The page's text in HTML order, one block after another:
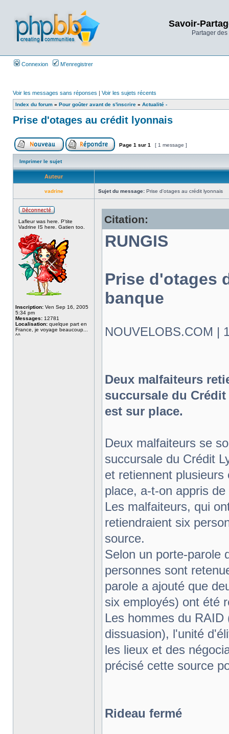
Savoir-
Partager
Connexion M’enregistrer
Voir les messages sans réponses | Voir les sujets récents
Index du forum » Pour goûter avant de s'inscrire » Actualité -
Prise d'otages au crédit lyonnais
Page 1 sur 1 [ 1 message ]
Imprimer le sujet
Auteur
vadrine Sujet du message: Prise d'otages au crédit lyonnais
Lafleur was here. P'tite
Vadrine IS here. Gatien too.
Inscription: Ven Sep 16, 2005
5:34 pm
Messages: 12781
Localisation: quelque part en
France, je voyage beaucoup...
^^
Citation:
RUNGIS
Prise d'otages
banque
NOUVELOBS.COM |
Deux malfaiteurs
succursale du
est sur place.
Deux malfaiteurs se
succursale du Crédit
et retiennent
place, a-t-on appris
Les malfaiteurs, qui
retiendraient six
source.
Selon un porte-parole
personnes sont
parole a ajouté que
six employés) ont été
Les hommes du
dissuasion), l'unité
les lieux et des
précisé cette source
Rideau fermé